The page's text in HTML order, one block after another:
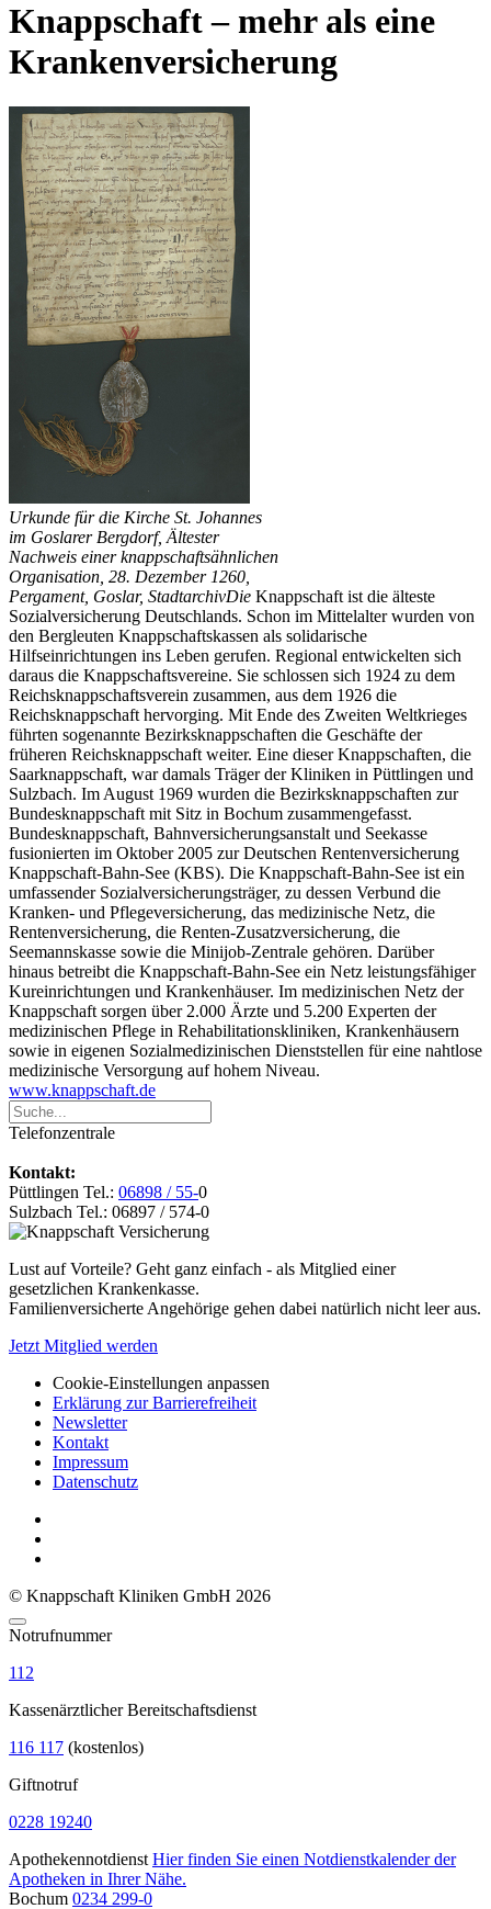
Knappschaft – mehr als eine
Krankenversicherung
Urkunde für die Kirche St. Johannes
im Goslarer Bergdorf, Ältester
Nachweis einer knappschaftsähnlichen
Organisation, 28. Dezember 1260,
Pergament, Goslar, StadtarchivDie Knappschaft ist die älteste
Sozialversicherung Deutschlands. Schon im Mittelalter wurden von
den Bergleuten Knappschaftskassen als solidarische
Hilfseinrichtungen ins Leben gerufen. Regional entwickelten sich
daraus die Knappschaftsvereine. Sie schlossen sich 1924 zu dem
Reichsknappschaftsverein zusammen, aus dem 1926 die
Reichsknappschaft hervorging. Mit Ende des Zweiten Weltkrieges
führten sogenannte Bezirksknappschaften die Geschäfte der
früheren Reichsknappschaft weiter. Eine dieser Knappschaften, die
Saarknappschaft, war damals Träger der Kliniken in Püttlingen und
Sulzbach. Im August 1969 wurden die Bezirksknappschaften zur
Bundesknappschaft mit Sitz in Bochum zusammengefasst.
Bundesknappschaft, Bahnversicherungsanstalt und Seekasse
fusionierten im Oktober 2005 zur Deutschen Rentenversicherung
Knappschaft-Bahn-See (KBS). Die Knappschaft-Bahn-See ist ein
umfassender Sozialversicherungsträger, zu dessen Verbund die
Kranken- und Pflegeversicherung, das medizinische Netz, die
Rentenversicherung, die Renten-Zusatzversicherung, die
Seemannskasse sowie die Minijob-Zentrale gehören. Darüber
hinaus betreibt die Knappschaft-Bahn-See ein Netz leistungsfähiger
Kureinrichtungen und Krankenhäuser. Im medizinischen Netz der
Knappschaft sorgen über 2.000 Ärzte und 5.200 Experten der
medizinischen Pflege in Rehabilitationskliniken, Krankenhäusern
sowie in eigenen Sozialmedizinischen Dienststellen für eine nahtlose
medizinische Versorgung auf hohem Niveau.
www.knappschaft.de
Telefonzentrale
Kontakt:
Püttlingen Tel.: 06898 / 55-0
Sulzbach Tel.: 06897 / 574-0
Lust auf Vorteile? Geht ganz einfach - als Mitglied einer
gesetzlichen Krankenkasse.
Familienversicherte Angehörige gehen dabei natürlich nicht leer aus.
Jetzt Mitglied werden
Cookie-Einstellungen anpassen
Erklärung zur Barrierefreiheit
Newsletter
Kontakt
Impressum
Datenschutz
© Knappschaft Kliniken GmbH 2026
Notrufnummer
112
Kassenärztlicher Bereitschaftsdienst
116 117 (kostenlos)
Giftnotruf
0228 19240
Apothekennotdienst Hier finden Sie einen Notdienstkalender der
Apotheken in Ihrer Nähe.
Bochum 0234 299-0